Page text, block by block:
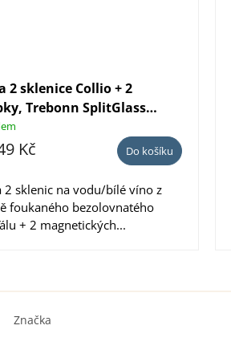
2 sklenice Collio + 2
Trebonn SplitGlass
Kč Do košíku
2 sklenic na vodu/bílé víno z
foukaného bezolovnatého
+ 2 magnetických...
Značka